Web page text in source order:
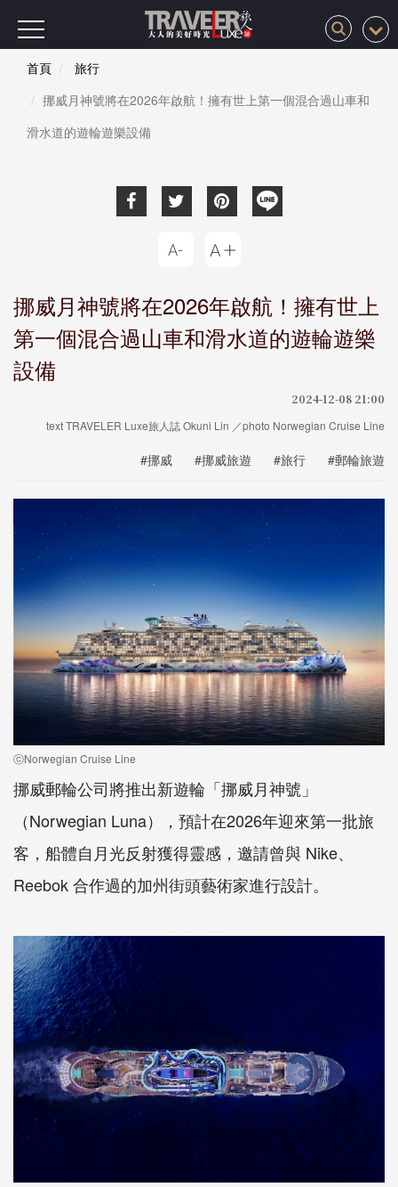
首頁
旅行
挪威月神號將在2026年啟航！擁有世上第一個混合過山車和
滑水道的遊輪遊樂設備
挪威月神號將在2026年啟航！擁有世上
第一個混合過山車和滑水道的遊輪遊樂
設備
2024-12-08 21:00
text TRAVELER Luxe旅人誌 Okuni Lin ／photo Norwegian Cruise Line
#挪威 #挪威旅遊 #旅行 #郵輪旅遊
ⓒNorwegian Cruise Line
挪威郵輪公司將推出新遊輪「挪威月神號」
（Norwegian Luna），預計在2026年迎來第一批旅
客，船體自月光反射獲得靈感，邀請曾與 Nike、
Reebok 合作過的加州街頭藝術家進行設計。